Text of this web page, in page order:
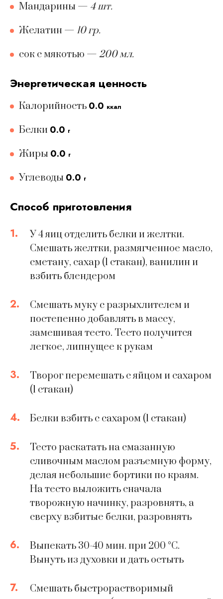
Мандарины — 4 шт.
Желатин — 10 гр.
сок с мякотью — 200 мл.
Энергетическая ценность
Калорийность 0.0 ккал
Белки 0.0 г
Жиры 0.0 г
Углеводы 0.0 г
Способ приготовления
1.
У 4 яиц отделить белки и желтки.
Смешать желтки, размягченное масло,
сметану, сахар (1 стакан), ванилин и
взбить блендером
2.
Смешать муку с разрыхлителем и
постепенно добавлять в массу,
замешивая тесто. Тесто получится
легкое, липнущее к рукам
3.
Творог перемешать с яйцом и сахаром
(1 стакан)
4. Белки взбить с сахаром (1 стакан)
5.
Тесто раскатать на смазанную
сливочным маслом разъемную форму,
делая небольшие бортики по краям.
На тесто выложить сначала
творожную начинку, разровнять, а
сверху взбитые белки, разровнять
6.
Выпекать 30-40 мин. при 200 °С.
Вынуть из духовки и дать остыть
7.
Смешать быстрорастворимый